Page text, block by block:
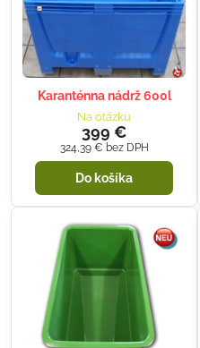
Karanténna nádrž 600l
Na otázku
399 €
324,39 € bez DPH
Do košíka